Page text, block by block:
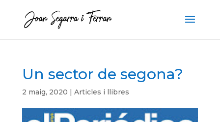
Un sector de segona?
2 maig, 2020 | Articles i llibres